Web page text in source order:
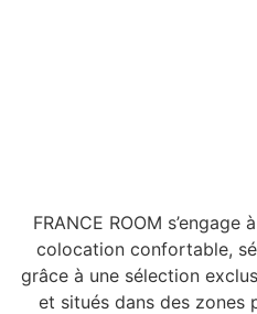
FRANCE ROOM
colocation confortable,
grâce à une sélection
et situés dans des zones